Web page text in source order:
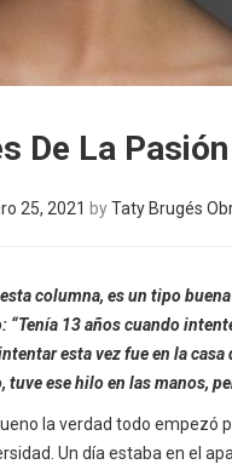
De La Pasión
25, 2021 byTaty Brugés
columna, es un tipo
“Tenía 13 años cuando
esta vez fue en la
ese hilo en las manos,
la verdad todo empezó
Un día estaba en el